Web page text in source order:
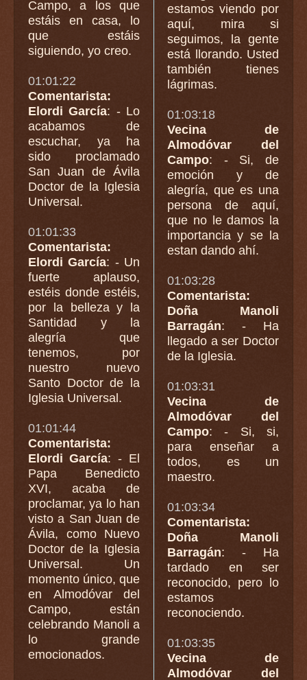
Campo, a los que
estáis en casa, lo
que estáis
siguiendo, yo creo.
01:01:22
Comentarista:
Elordi García: - Lo
acabamos de
escuchar, ya ha
sido proclamado
San Juan de Ávila
Doctor de la Iglesia
Universal.
01:01:33
Comentarista:
Elordi García: - Un
fuerte aplauso,
estéis donde estéis,
por la belleza y la
Santidad y la
alegría que
tenemos, por
nuestro nuevo
Santo Doctor de la
Iglesia Universal.
01:01:44
Comentarista:
Elordi García: - El
Papa Benedicto
XVI, acaba de
proclamar, ya lo han
visto a San Juan de
Ávila, como Nuevo
Doctor de la Iglesia
Universal. Un
momento único, que
en Almodóvar del
Campo, están
celebrando Manoli a
lo grande
emocionados.
estamos viendo por
aquí, mira si
seguimos, la gente
está llorando. Usted
también tienes
lágrimas.
01:03:18
Vecina de
Almodóvar del
Campo: - Si, de
emoción y de
alegría, que es una
persona de aquí,
que no le damos la
importancia y se la
estan dando ahí.
01:03:28
Comentarista:
Doña Manoli
Barragán: - Ha
llegado a ser Doctor
de la Iglesia.
01:03:31
Vecina de
Almodóvar del
Campo: - Si, si,
para enseñar a
todos, es un
maestro.
01:03:34
Comentarista:
Doña Manoli
Barragán: - Ha
tardado en ser
reconocido, pero lo
estamos
reconociendo.
01:03:35
Vecina de
Almodóvar del